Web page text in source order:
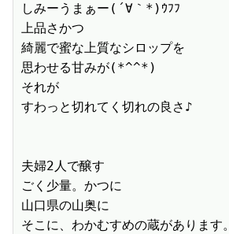
しみーうまぁー(´∀｀*)ｳﾌﾌ
上品さかつ
綺麗で蜜な上質なシロップを
思わせる甘みが(*^^*)
それが
すわっと切れてく切れの良さ♪
夫婦2人で醸す
ごく少量。かつに
山口県の山奥に
そこに、わかむすめの蔵があります。